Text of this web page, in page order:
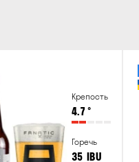
Крепость
4.7°
Горечь
35 IBU